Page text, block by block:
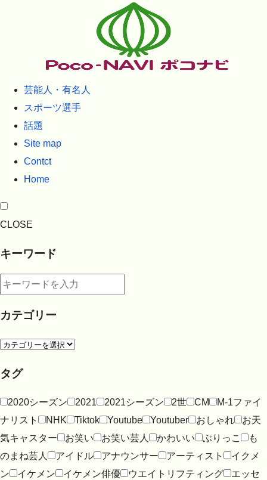
芸能人・有名人
スポーツ選手
話題
Site map
Contct
Home
CLOSE
キーワード
カテゴリー
タグ
2020シーズン 2021 2021シーズン 2世 CM
M-1ファイ
ナリスト
NHK Tiktok Youtube Youtuber おしゃれ
お天
気キャスター
お笑い お笑い芸人 かわいい ぶりっこ
も
のまね芸人
アイドル アナウンサー アーティスト
イクメ
ン
イケメン イケメン俳優 ウエイトリフティング
エッセ